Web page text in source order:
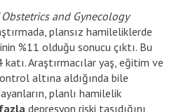
and Gynecology
plansız hamileliklerde
%11 olduğu sonucu çıktı. Bu
Araştırmacılar yaş, eğitim ve
altına aldığında bile
planlı hamilelik
depresyon riski taşıdığını